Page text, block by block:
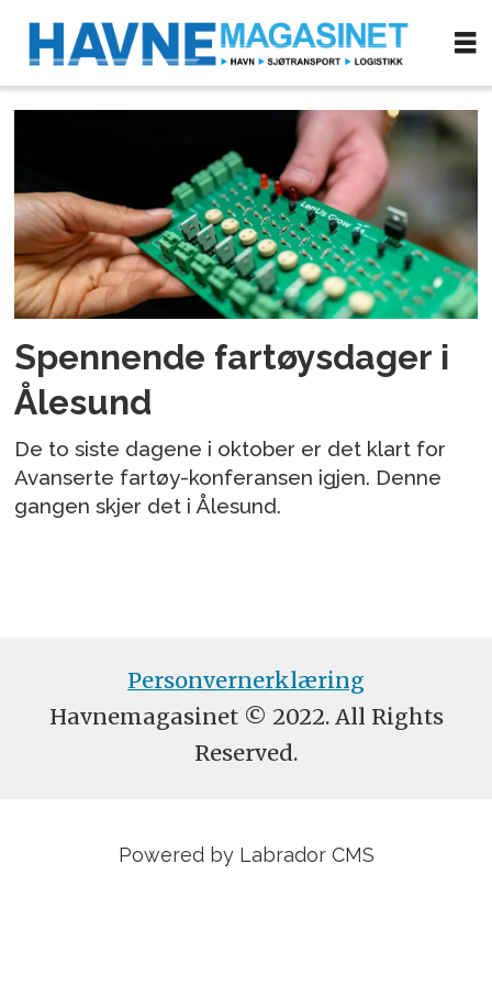
norsk
forening
for
elektro
og
automatisering
Spennende fartøysdager i
Ålesund
De to siste dagene i oktober er det klart for
Avanserte fartøy-konferansen igjen. Denne
gangen skjer det i Ålesund.
Personvernerklæring
Havnemagasinet © 2022. All Rights
Reserved.
Powered by Labrador CMS